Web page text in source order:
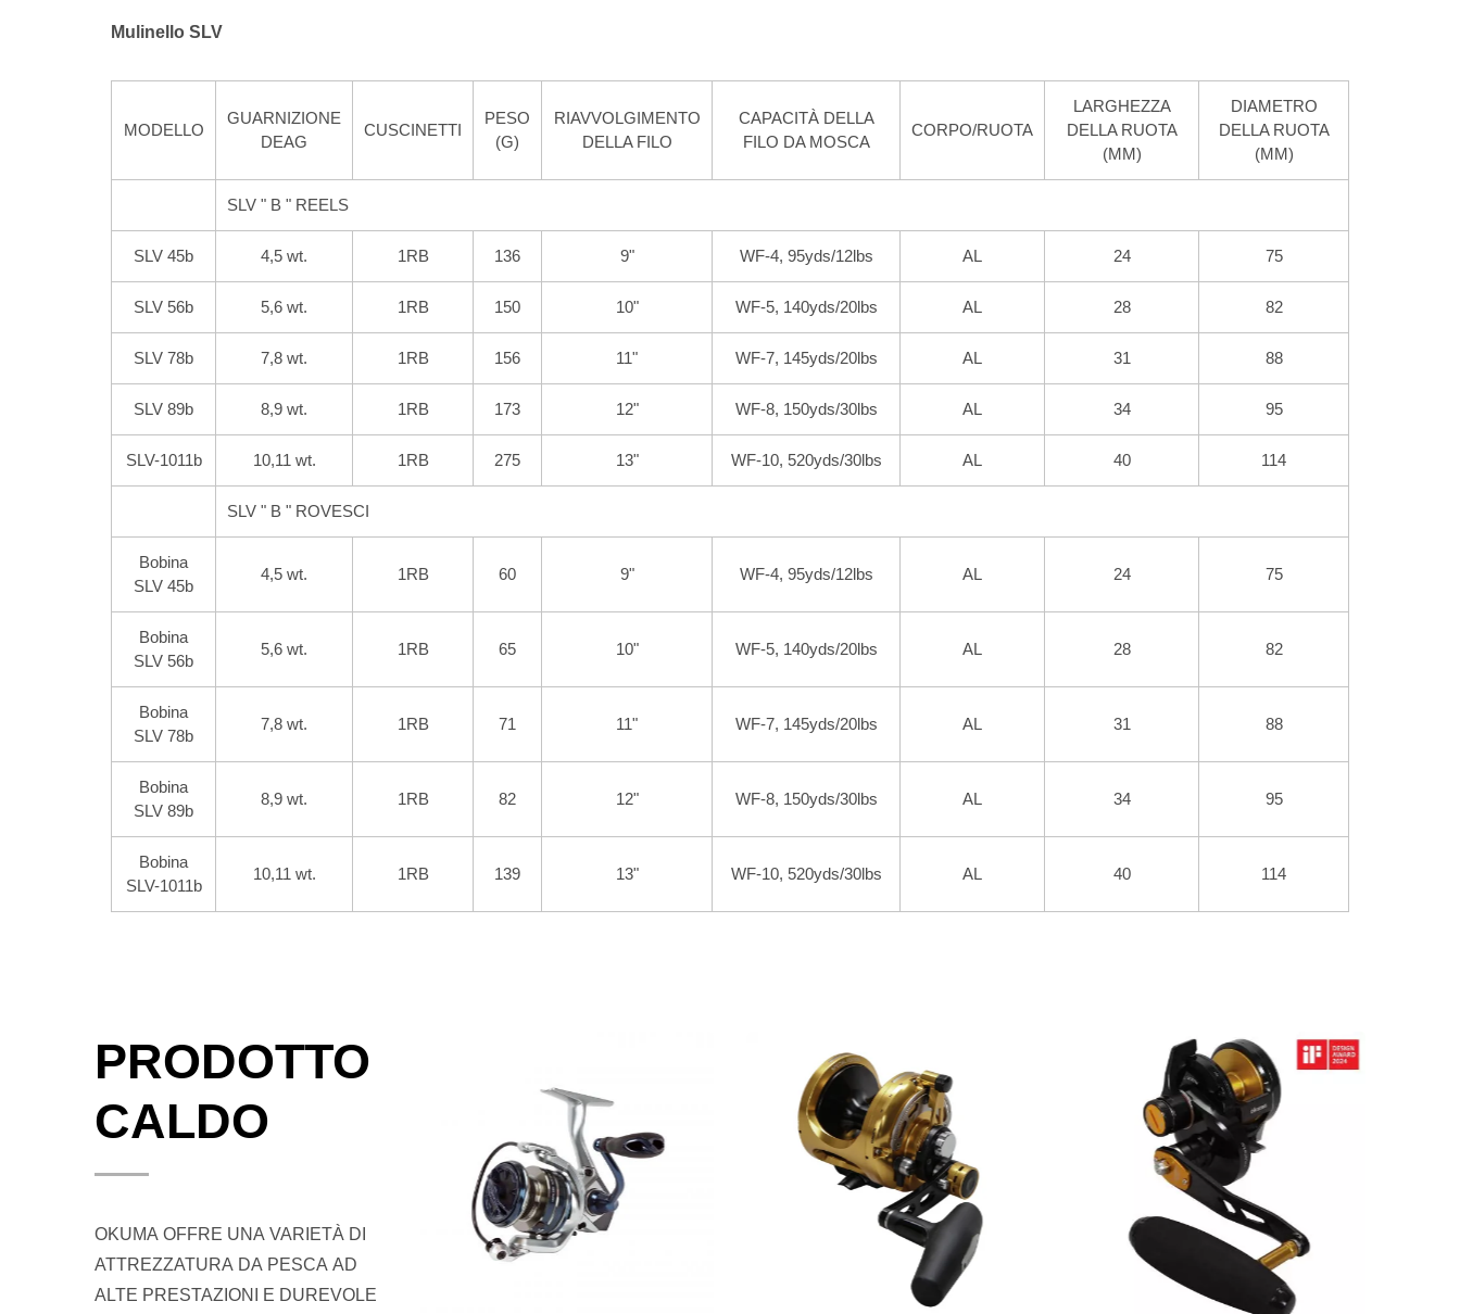
Mulinello SLV
MODELLO
GUARNIZIONE
DEAG
CUSCINETTI
PESO
(G)
RIAVVOLGIMENTO
DELLA FILO
CAPACITÀ DELLA
FILO DA MOSCA
CORPO/RUOTA
LARGHEZZA
DELLA RUOTA
(MM)
DIAMETRO
DELLA RUOTA
(MM)
SLV " B " REELS
SLV 45b 4,5 wt. 1RB 136 9" WF-4, 95yds/12lbs AL 24 75
SLV 56b 5,6 wt. 1RB 150 10" WF-5, 140yds/20lbs AL 28 82
SLV 78b 7,8 wt. 1RB 156 11" WF-7, 145yds/20lbs AL 31 88
SLV 89b 8,9 wt. 1RB 173 12" WF-8, 150yds/30lbs AL 34 95
SLV-1011b 10,11 wt. 1RB 275 13" WF-10, 520yds/30lbs AL 40 114
SLV " B " ROVESCI
Bobina
SLV 45b
4,5 wt. 1RB 60 9" WF-4, 95yds/12lbs AL 24 75
Bobina
SLV 56b
5,6 wt. 1RB 65 10" WF-5, 140yds/20lbs AL 28 82
Bobina
SLV 78b
7,8 wt. 1RB 71 11" WF-7, 145yds/20lbs AL 31 88
Bobina
SLV 89b
8,9 wt. 1RB 82 12" WF-8, 150yds/30lbs AL 34 95
Bobina
SLV-1011b
10,11 wt. 1RB 139 13" WF-10, 520yds/30lbs AL 40 114
PRODOTTO
CALDO
OKUMA OFFRE UNA VARIETÀ DI
ATTREZZATURA DA PESCA AD
ALTE PRESTAZIONI E DUREVOLE